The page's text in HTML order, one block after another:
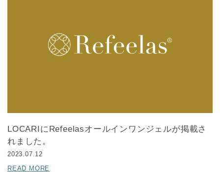
LOCARIにRefeelasオールインワンジェルが掲載さ
れました。
2023.07.12
READ MORE